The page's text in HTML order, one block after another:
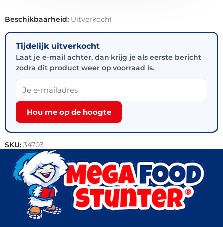
Beschikbaarheid: Uitverkocht
Tijdelijk uitverkocht
Laat je e-mail achter, dan krijg je als eerste bericht
zodra dit product weer op voorraad is.
Hou me op de hoogte
SKU: 34703
Categorie: Outlet